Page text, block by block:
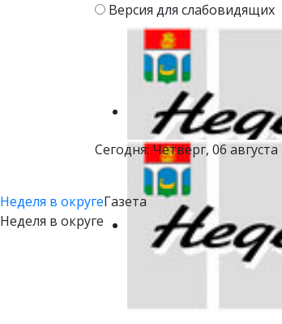
Версия для слабовидящих
Сегодня: Четверг, 06 августа
Неделя в округеГазета
Неделя в округе